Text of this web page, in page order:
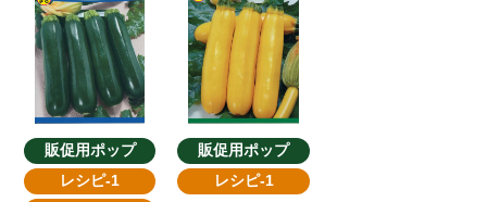
販促用ポップ
レシピ-1
販促用ポップ
レシピ-1